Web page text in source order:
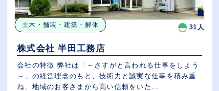
土木・舗装・建築・解体 31人
株式会社 半田工務店
会社の特徴 弊社は「～さすがと言われる仕事をしよう
～」の経営理念のもと、技術力と誠実な仕事を積み重
ね、地域のお客さまから高い信頼をいた...